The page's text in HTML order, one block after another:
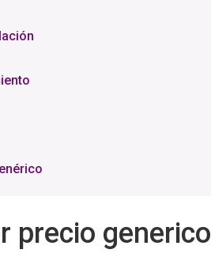
precio generico